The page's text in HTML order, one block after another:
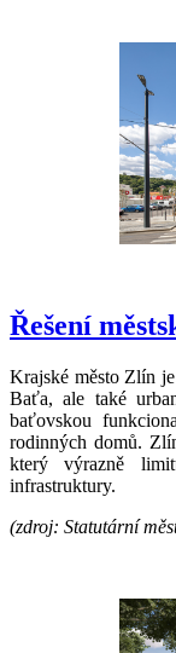
Řešení
Krajské město Zlín
Baťa, ale také
baťovskou
rodinných domů.
který výrazně
infrastruktury.
(zdroj: Statutární